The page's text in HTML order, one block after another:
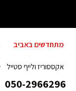
מתחדשים באביב
אקססוריז ולייף סטייל
050-2966296